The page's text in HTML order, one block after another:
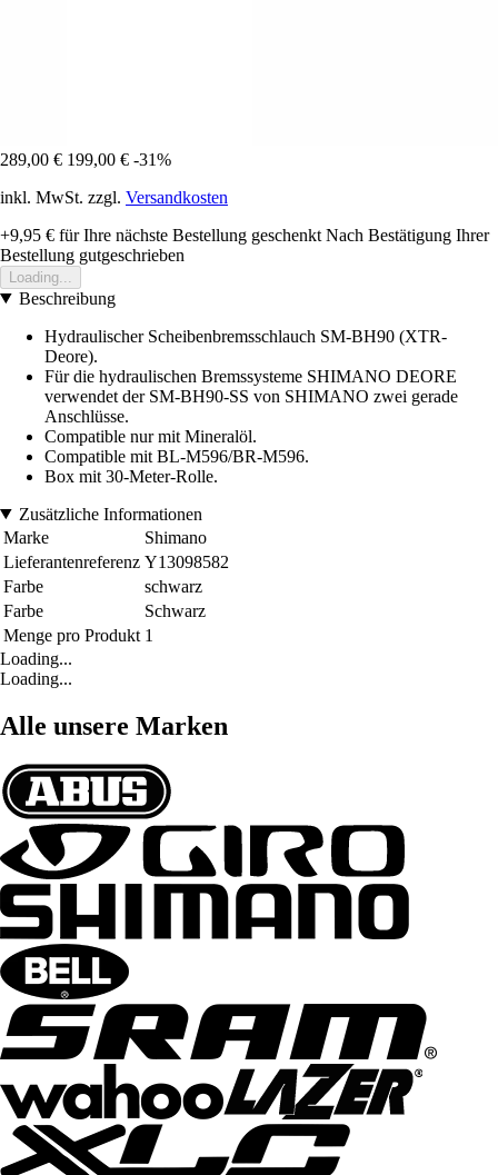
289,00 € 199,00 € -31%
inkl. MwSt. zzgl. Versandkosten
+9,95 € für Ihre nächste Bestellung geschenkt Nach Bestätigung Ihrer
Bestellung gutgeschrieben
Loading...
Beschreibung
Hydraulischer Scheibenbremsschlauch SM-BH90 (XTR-
Deore).
Für die hydraulischen Bremssysteme SHIMANO DEORE
verwendet der SM-BH90-SS von SHIMANO zwei gerade
Anschlüsse.
Compatible nur mit Mineralöl.
Compatible mit BL-M596/BR-M596.
Box mit 30-Meter-Rolle.
Zusätzliche Informationen
Marke
Shimano
Lieferantenreferenz Y13098582
Farbe
schwarz
Farbe
Schwarz
Menge pro Produkt 1
Loading...
Loading...
Alle unsere Marken